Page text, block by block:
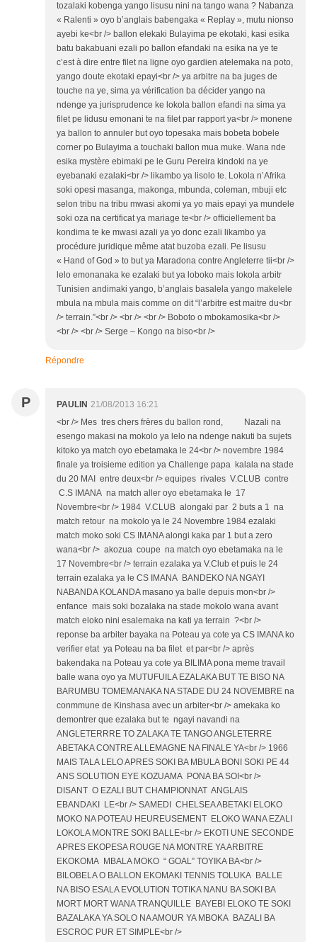
tozalaki kobenga yango lisusu nini na tango wana ? Nabanza
« Ralenti » oyo b’anglais babengaka « Replay », mutu nionso
ayebi ke<br /> ballon elekaki Bulayima pe ekotaki, kasi esika
batu bakabuani ezali po ballon efandaki na esika na ye te
c’est à dire entre filet na ligne oyo gardien atelemaka na poto,
yango doute ekotaki epayi<br /> ya arbitre na ba juges de
touche na ye, sima ya vérification ba décider yango na
ndenge ya jurisprudence ke lokola ballon efandi na sima ya
filet pe lidusu emonani te na filet par rapport ya<br /> monene
ya ballon to annuler but oyo topesaka mais bobeta bobele
corner po Bulayima a touchaki ballon mua muke. Wana nde
esika mystère ebimaki pe le Guru Pereira kindoki na ye
eyebanaki ezalaki<br /> likambo ya lisolo te. Lokola n’Afrika
soki opesi masanga, makonga, mbunda, coleman, mbuji etc
selon tribu na tribu mwasi akomi ya yo mais epayi ya mundele
soki oza na certificat ya mariage te<br /> officiellement ba
kondima te ke mwasi azali ya yo donc ezali likambo ya
procédure juridique même atat buzoba ezali. Pe lisusu
« Hand of God » to but ya Maradona contre Angleterre tii<br />
lelo emonanaka ke ezalaki but ya loboko mais lokola arbitr
Tunisien andimaki yango, b’anglais basalela yango makelele
mbula na mbula mais comme on dit “l’arbitre est maitre du<br
/> terrain.”<br /> <br /> <br /> Boboto o mbokamosika<br />
<br /> <br /> Serge – Kongo na biso<br />
Répondre
P PAULIN 21/08/2013 16:21
<br /> Mes tres chers frères du ballon rond, Nazali na
esengo makasi na mokolo ya lelo na ndenge nakuti ba sujets
kitoko ya match oyo ebetamaka le 24<br /> novembre 1984
finale ya troisieme edition ya Challenge papa kalala na stade
du 20 MAI entre deux<br /> equipes rivales V.CLUB contre
C.S IMANA na match aller oyo ebetamaka le 17
Novembre<br /> 1984 V.CLUB alongaki par 2 buts a 1 na
match retour na mokolo ya le 24 Novembre 1984 ezalaki
match moko soki CS IMANA alongi kaka par 1 but a zero
wana<br /> akozua coupe na match oyo ebetamaka na le
17 Novembre<br /> terrain ezalaka ya V.Club et puis le 24
terrain ezalaka ya le CS IMANA BANDEKO NA NGAYI
NABANDA KOLANDA masano ya balle depuis mon<br />
enfance mais soki bozalaka na stade mokolo wana avant
match eloko nini esalemaka na kati ya terrain ?<br />
reponse ba arbiter bayaka na Poteau ya cote ya CS IMANA ko
verifier etat ya Poteau na ba filet et par<br /> après
bakendaka na Poteau ya cote ya BILIMA pona meme travail
balle wana oyo ya MUTUFUILA EZALAKA BUT TE BISO NA
BARUMBU TOMEMANAKA NA STADE DU 24 NOVEMBRE na
conmmune de Kinshasa avec un arbiter<br /> amekaka ko
demontrer que ezalaka but te ngayi navandi na
ANGLETERRRE TO ZALAKA TE TANGO ANGLETERRE
ABETAKA CONTRE ALLEMAGNE NA FINALE YA<br /> 1966
MAIS TALA LELO APRES SOKI BA MBULA BONI SOKI PE 44
ANS SOLUTION EYE KOZUAMA PONA BA SOI<br />
DISANT O EZALI BUT CHAMPIONNAT ANGLAIS
EBANDAKI LE<br /> SAMEDI CHELSEA ABETAKI ELOKO
MOKO NA POTEAU HEUREUSEMENT ELOKO WANA EZALI
LOKOLA MONTRE SOKI BALLE<br /> EKOTI UNE SECONDE
APRES EKOPESA ROUGE NA MONTRE YA ARBITRE
EKOKOMA MBALA MOKO “ GOAL” TOYIKA BA<br />
BILOBELA O BALLON EKOMAKI TENNIS TOLUKA BALLE
NA BISO ESALA EVOLUTION TOTIKA NANU BA SOKI BA
MORT MORT WANA TRANQUILLE BAYEBI ELOKO TE SOKI
BAZALAKA YA SOLO NA AMOUR YA MBOKA BAZALI BA
ESCROC PUR ET SIMPLE<br />